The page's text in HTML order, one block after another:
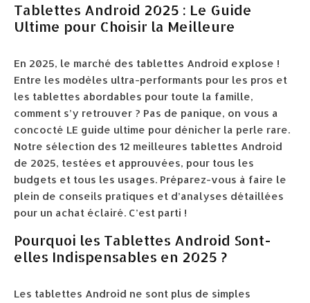
Tablettes Android 2025 : Le Guide
Ultime pour Choisir la Meilleure
En 2025, le marché des tablettes Android explose !
Entre les modèles ultra-performants pour les pros et
les tablettes abordables pour toute la famille,
comment s’y retrouver ? Pas de panique, on vous a
concocté LE guide ultime pour dénicher la perle rare.
Notre sélection des 12 meilleures tablettes Android
de 2025, testées et approuvées, pour tous les
budgets et tous les usages. Préparez-vous à faire le
plein de conseils pratiques et d’analyses détaillées
pour un achat éclairé. C’est parti !
Pourquoi les Tablettes Android Sont-
elles Indispensables en 2025 ?
Les tablettes Android ne sont plus de simples